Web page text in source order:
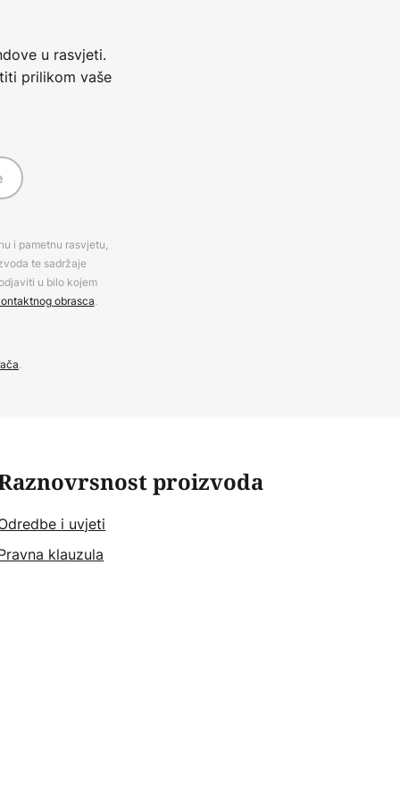
u rasvjeti.
prilikom vaše
i pametnu rasvjetu,
te sadržaje
u bilo kojem
obrasca.
.
proizvoda
i uvjeti
klauzula